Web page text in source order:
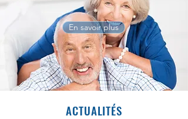
En savoir plus
ACTUALITÉS